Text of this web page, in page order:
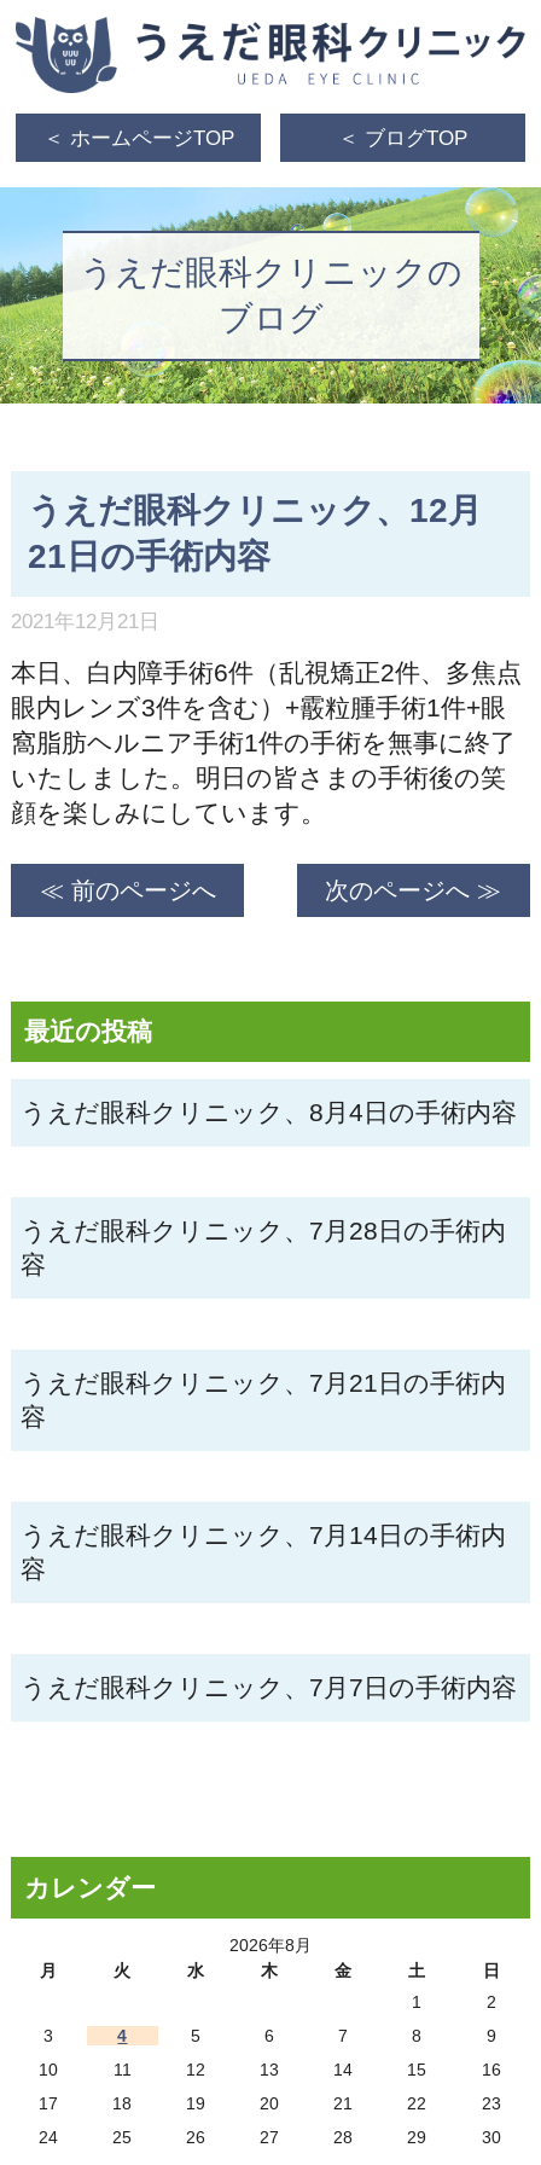
＜ ホームページTOP ＜ ブログTOP
うえだ眼科クリニックの
ブログ
最近の投稿
うえだ眼科クリニック、8月4日の手術内容
うえだ眼科クリニック、7月28日の手術内
容
うえだ眼科クリニック、7月21日の手術内
容
うえだ眼科クリニック、7月14日の手術内
容
うえだ眼科クリニック、7月7日の手術内容
カレンダー
2026年8月
月
火 水 木 金 土
日
1
2
3
4 5 6 7 8
9
10
11 12 13 14 15
16
17
18 19 20 21 22
23
24
25 26 27 28 29
30
うえだ眼科クリニック、12月
21日の手術内容
2021年12月21日
本日、白内障手術6件（乱視矯正2件、多焦点
眼内レンズ3件を含む）+霰粒腫手術1件+眼
窩脂肪ヘルニア手術1件の手術を無事に終了
いたしました。明日の皆さまの手術後の笑
顔を楽しみにしています。
≪ 前のページへ 次のページへ ≫